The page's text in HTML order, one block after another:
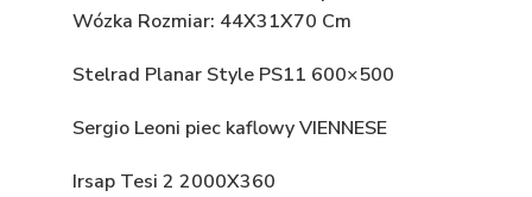
Wózka Rozmiar: 44X31X70 Cm
Stelrad Planar Style PS11 600×500
Sergio Leoni piec kaflowy VIENNESE
Irsap Tesi 2 2000X360